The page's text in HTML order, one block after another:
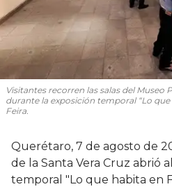
Visitantes recorren las salas del Museo
durante la exposición temporal “Lo que
Feira.
Querétaro, 7 de agosto de
de la Santa Vera Cruz abrió
temporal "Lo que habita en